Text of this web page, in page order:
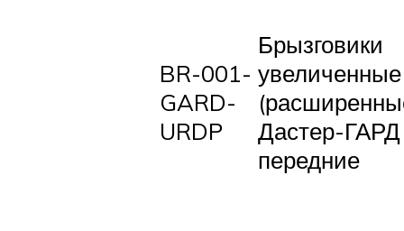
BR-001-
GARD-
URDP
Брызговики
увеличенные
Дастер-ГАРД
передние